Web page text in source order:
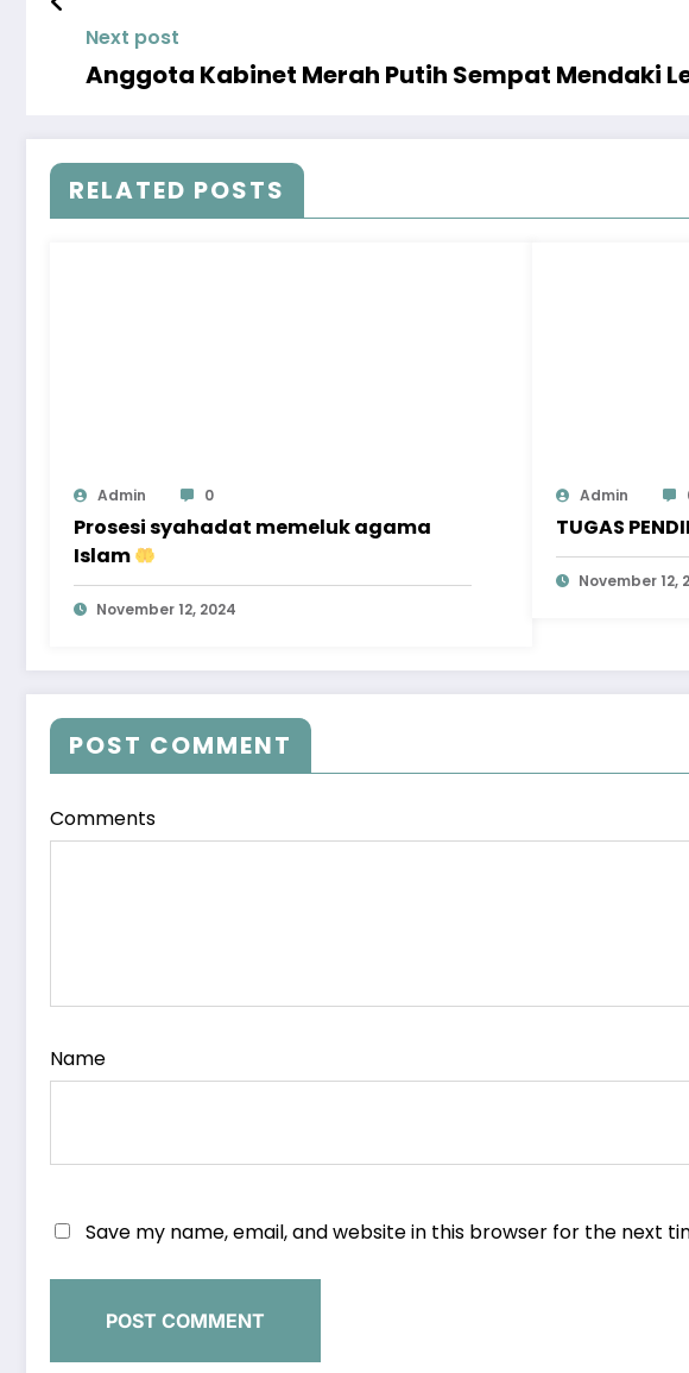
Next post
Anggota Kabinet Merah Putih Sempat Mendaki
RELATED POSTS
Admin 0
Prosesi syahadat memeluk agama
Islam
November 12, 2024
Admin
TUGAS
November 12,
POST COMMENT
Comments
Name
Save my name, email, and website in this browser for the next